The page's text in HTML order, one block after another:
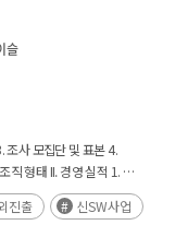
슬
조사 모집단 및 표본 4.
형태 II. 경영 실적 1. 매출
트웨어 매출 비중 2.
년 소프트웨어부문 인력
진출 신SW사업